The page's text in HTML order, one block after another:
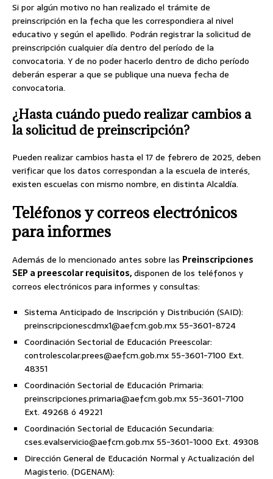
Si por algún motivo no han realizado el trámite de
preinscripción en la fecha que les correspondiera al nivel
educativo y según el apellido. Podrán registrar la solicitud de
preinscripción cualquier día dentro del período de la
convocatoria. Y de no poder hacerlo dentro de dicho período
deberán esperar a que se publique una nueva fecha de
convocatoria.
¿Hasta cuándo puedo realizar cambios a
la solicitud de preinscripción?
Pueden realizar cambios hasta el 17 de febrero de 2025, deben
verificar que los datos correspondan a la escuela de interés,
existen escuelas con mismo nombre, en distinta Alcaldía.
Teléfonos y correos electrónicos
para informes
Además de lo mencionado antes sobre las Preinscripciones
SEP a preescolar requisitos,disponen de los teléfonos y
correos electrónicos para informes y consultas:
Sistema Anticipado de Inscripción y Distribución (SAID):
preinscripcionescdmx1@aefcm.gob.mx 55-3601-8724
Coordinación Sectorial de Educación Preescolar:
controlescolar.prees@aefcm.gob.mx 55-3601-7100 Ext.
48351
Coordinación Sectorial de Educación Primaria:
preinscripciones.primaria@aefcm.gob.mx 55-3601-7100
Ext. 49268 ó 49221
Coordinación Sectorial de Educación Secundaria:
cses.evalservicio@aefcm.gob.mx 55-3601-1000 Ext. 49308
Dirección General de Educación Normal y Actualización del
Magisterio. (DGENAM):